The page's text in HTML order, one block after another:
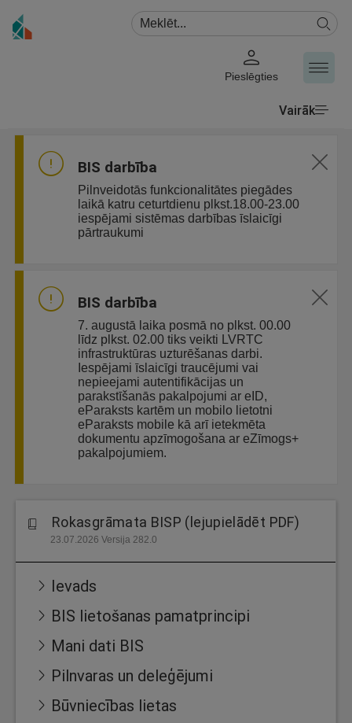
Pieslēgties
Vairāk
BIS darbība
Pilnveidotās funkcionalitātes piegādes
laikā katru ceturtdienu plkst.18.00-23.00
iespējami sistēmas darbības īslaicīgi
pārtraukumi
BIS darbība
7. augustā laika posmā no plkst. 00.00
līdz plkst. 02.00 tiks veikti LVRTC
infrastruktūras uzturēšanas darbi.
Iespējami īslaicīgi traucējumi vai
nepieejami autentifikācijas un
parakstīšanās pakalpojumi ar eID,
eParaksts kartēm un mobilo lietotni
eParaksts mobile kā arī ietekmēta
dokumentu apzīmogošana ar eZīmogs+
pakalpojumiem.
Rokasgrāmata BISP (lejupielādēt PDF)
23.07.2026 Versija 282.0
Ievads
BIS lietošanas pamatprincipi
Mani dati BIS
Pilnvaras un deleģējumi
Būvniecības lietas